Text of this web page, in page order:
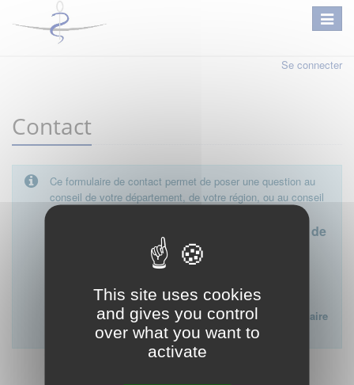
This site uses cookies
and gives you control
over what you want to
activate
Se connecter
Contact
Ce formulaire de contact permet de poser une question au
conseil de votre département, de votre région, ou au conseil
national.
Le conseil départemental est l'interlocuteur de
proximité à privilégier.
plainte ou formuler des doléances à l'égard d'un médecin
Lien vers la FAQ du CNOM sur la procédure disciplinaire
FAQ procédure disciplinaire